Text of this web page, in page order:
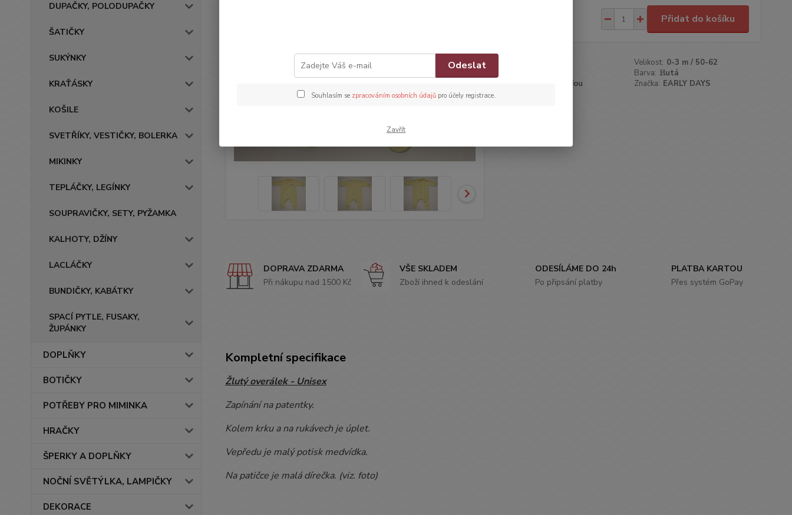
DUPAČKY, POLODUPAČKY
ŠATIČKY
SUKÝNKY
KRAŤÁSKY
KOŠILE
SVETŘÍKY, VESTIČKY, BOLERKA
MIKINKY
TEPLÁČKY, LEGÍNKY
SOUPRAVIČKY, SETY, PYŽAMKA
KALHOTY, DŽÍNY
LACLÁČKY
BUNDIČKY, KABÁTKY
SPACÍ PYTLE, FUSAKY,
ŽUPÁNKY
DOPLŇKY
BOTIČKY
POTŘEBY PRO MIMINKA
HRAČKY
ŠPERKY A DOPLŇKY
NOČNÍ SVĚTÝLKA, LAMPIČKY
DEKORACE
Přidat do košíku
Velikost: 0-3 m / 50-62
Barva: žlutá
Nošené-s vadou Značka: EARLY DAYS
DOPRAVA ZDARMA
Při nákupu nad 1500 Kč
VŠE SKLADEM
Zboží ihned k odeslání
ODESÍLÁME DO 24h
Po připsání platby
PLATBA KARTOU
Přes systém GoPay
Kompletní specifikace
Žlutý overálek - Unisex
Zapínání na patentky.
Kolem krku a na rukávech je úplet.
Vepředu je malý potisk medvídka.
Na patičce je malá dírečka. (viz. foto)
Odeslat
Souhlasím se zpracováním osobních údajůpro účely registrace.
Zavřít